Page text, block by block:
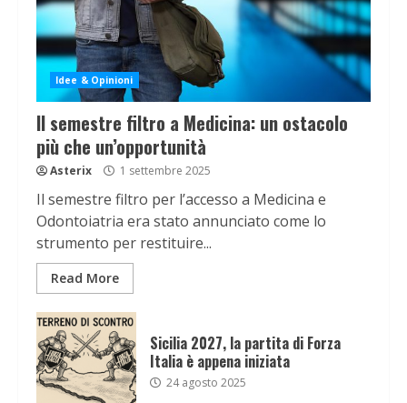
Idee & Opinioni
Il semestre filtro a Medicina: un ostacolo
più che un’opportunità
Asterix 1 settembre 2025
Il semestre filtro per l’accesso a Medicina e
Odontoiatria era stato annunciato come lo
strumento per restituire...
Read More
Sicilia 2027, la partita di Forza
Italia è appena iniziata
24 agosto 2025